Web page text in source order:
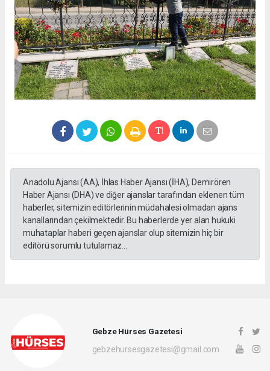
Anadolu Ajansı (AA), İhlas Haber Ajansı (İHA), Demirören
Haber Ajansı (DHA) ve diğer ajanslar tarafından eklenen tüm
haberler, sitemizin editörlerinin müdahalesi olmadan ajans
kanallarından çekilmektedir. Bu haberlerde yer alan hukuki
muhataplar haberi geçen ajanslar olup sitemizin hiç bir
editörü sorumlu tutulamaz...
Gebze Hürses Gazetesi
gebzehursesgazetesi@gmail.com